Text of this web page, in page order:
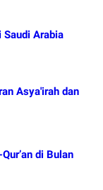
Saudi Arabia
Asya'irah dan
di Bulan